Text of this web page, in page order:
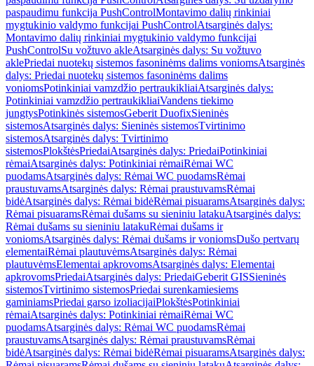
paspaudimu funkcija PushControlMontavimo dalių rinkiniai
mygtukinio valdymo funkcijai PushControlAtsarginės dalys:
Montavimo dalių rinkiniai mygtukinio valdymo funkcijai
PushControlSu vožtuvo akleAtsarginės dalys: Su vožtuvo
aklePriedai nuotekų sistemos fasoninėms dalims voniomsAtsarginės
dalys: Priedai nuotekų sistemos fasoninėms dalims
voniomsPotinkiniai vamzdžio pertraukikliaiAtsarginės dalys:
Potinkiniai vamzdžio pertraukikliaiVandens tiekimo
jungtysPotinkinės sistemosGeberit DuofixSieninės
sistemosAtsarginės dalys: Sieninės sistemosTvirtinimo
sistemosAtsarginės dalys: Tvirtinimo
sistemosPlokštėsPriedaiAtsarginės dalys: PriedaiPotinkiniai
rėmaiAtsarginės dalys: Potinkiniai rėmaiRėmai WC
puodamsAtsarginės dalys: Rėmai WC puodamsRėmai
praustuvamsAtsarginės dalys: Rėmai praustuvamsRėmai
bidėAtsarginės dalys: Rėmai bidėRėmai pisuaramsAtsarginės dalys:
Rėmai pisuaramsRėmai dušams su sieniniu latakuAtsarginės dalys:
Rėmai dušams su sieniniu latakuRėmai dušams ir
voniomsAtsarginės dalys: Rėmai dušams ir voniomsDušo pertvarų
elementaiRėmai plautuvėmsAtsarginės dalys: Rėmai
plautuvėmsElementai apkrovomsAtsarginės dalys: Elementai
apkrovomsPriedaiAtsarginės dalys: PriedaiGeberit GISSieninės
sistemosTvirtinimo sistemosPriedai surenkamiesiems
gaminiamsPriedai garso izoliacijaiPlokštėsPotinkiniai
rėmaiAtsarginės dalys: Potinkiniai rėmaiRėmai WC
puodamsAtsarginės dalys: Rėmai WC puodamsRėmai
praustuvamsAtsarginės dalys: Rėmai praustuvamsRėmai
bidėAtsarginės dalys: Rėmai bidėRėmai pisuaramsAtsarginės dalys: